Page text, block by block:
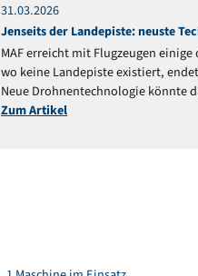
Reportage
31.03.2026
Jenseits der Landepiste: neuste
MAF erreicht mit Flugzeugen
wo keine Landepiste existiert,
Neue Drohnentechnologie könnte
die bisher abgeschnitten blieben.
Zum Artikel